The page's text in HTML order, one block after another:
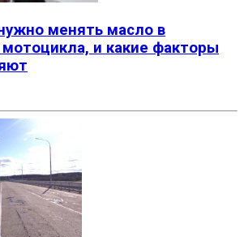
менять масло в
мотоцикла, и какие факторы